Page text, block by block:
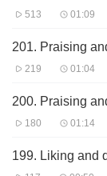
513 01:09
201. Praising
219 01:04
200. Praising
180 01:14
199. Liking and